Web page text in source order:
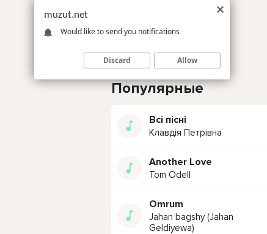
Популярные
Всі пісні
Клавдія Петрівна
Another Love
Tom Odell
Omrum
Jahan bagshy (Jahan
Geldiyewa)
muzut.net
Would like to send you notifications
Discard Allow